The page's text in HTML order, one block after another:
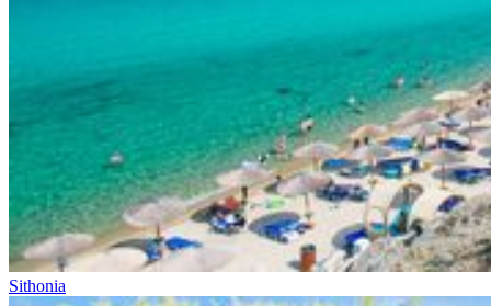
Sithonia